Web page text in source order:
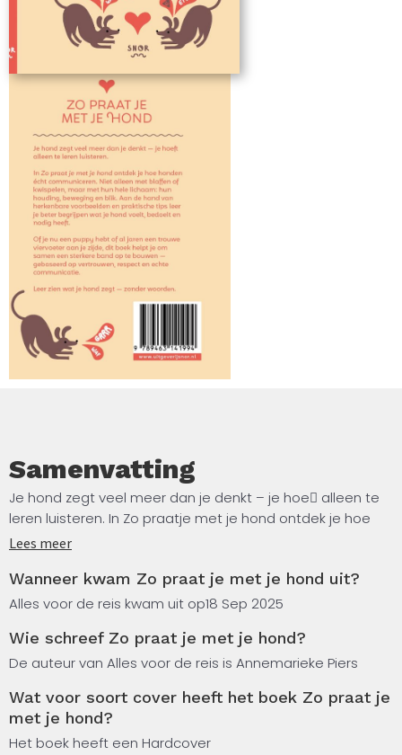
Samenvatting
Je hond zegt veel meer dan je denkt – je hoe􀀁 alleen te
leren luisteren. In Zo praatje met je hond ontdek je hoe
honden écht communiceren. Niet alleen met blaffen of
beweging en blik.
tips leer je beter begrijpen wat je hond voelt, bedoelt en
nodig hee􀀁. Of je nu een puppy hebt of al jaren een
samen een sterkere band op te bouwen gebaseerd op
vertrouwen, respect en echte communicatie. Leer zien
wat je hond zegt – zonder woorden
Lees meer
Wanneer kwam Zo praat je met je hond uit?
Alles voor de reis kwam uit op18 Sep 2025
Wie schreef Zo praat je met je hond?
De auteur van Alles voor de reis is Annemarieke Piers
Wat voor soort cover heeft het boek Zo praat je
met je hond?
Het boek heeft een Hardcover